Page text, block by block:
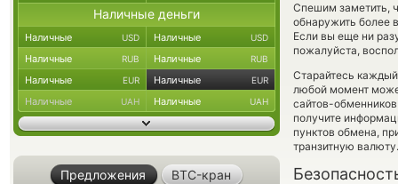
Спешим заметить,
обнаружить более
Если вы еще ни
пожалуйста,
Старайтесь
любой момент
сайтов-
получите
пунктов обмена,
транзитную валюту.
Наличные деньги
Наличные USD Наличные USD
Наличные RUB Наличные RUB
Наличные EUR Наличные EUR
Наличные UAH Наличные UAH
Предложения BTC-кран